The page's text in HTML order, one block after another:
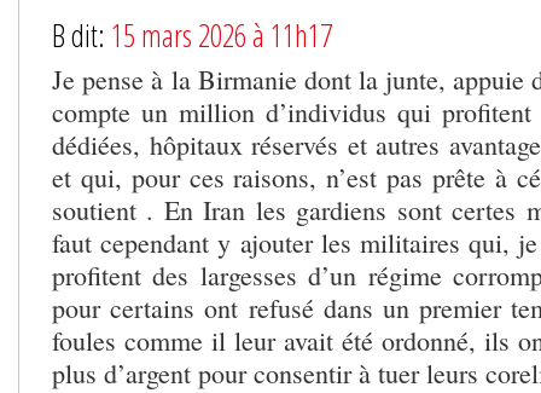
B dit: 15 mars 2026 à 11h17
Je pense à la Birmanie dont la junte, appuie
compte un million d’individus qui
dédiées, hôpitaux réservés et autres
et qui, pour ces raisons, n’est pas prête à
soutient . En Iran les gardiens sont certes
faut cependant y ajouter les militaires qui,
profitent des largesses d’un régime
pour certains ont refusé dans un premier
foules comme il leur avait été ordonné, ils
plus d’argent pour consentir à tuer leurs